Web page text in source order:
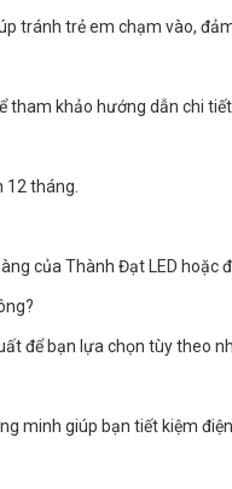
tránh trẻ em chạm vào,
tham khảo hướng dẫn chi
tháng.
của Thành Đạt LED hoặc
để bạn lựa chọn tùy theo
minh giúp bạn tiết kiệm